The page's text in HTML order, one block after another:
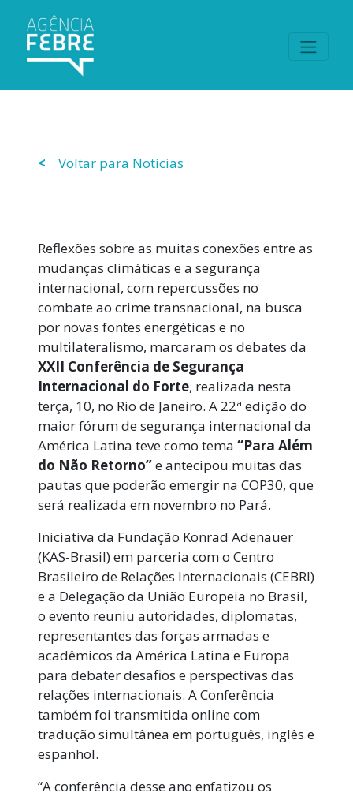
< Voltar para Notícias
Reflexões sobre as muitas conexões entre as
mudanças climáticas e a segurança
internacional, com repercussões no
combate ao crime transnacional, na busca
por novas fontes energéticas e no
multilateralismo, marcaram os debates da
XXII Conferência de Segurança
Internacional do Forte, realizada nesta
terça, 10, no Rio de Janeiro. A 22ª edição do
maior fórum de segurança internacional da
América Latina teve como tema “Para Além
do Não Retorno”e antecipou muitas das
pautas que poderão emergir na COP30, que
será realizada em novembro no Pará.
Iniciativa da Fundação Konrad Adenauer
(KAS-Brasil) em parceria com o Centro
Brasileiro de Relações Internacionais (CEBRI)
e a Delegação da União Europeia no Brasil,
o evento reuniu autoridades, diplomatas,
representantes das forças armadas e
acadêmicos da América Latina e Europa
para debater desafios e perspectivas das
relações internacionais. A Conferência
também foi transmitida online com
tradução simultânea em português, inglês e
espanhol.
“A conferência desse ano enfatizou os